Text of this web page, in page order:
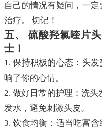
自己的情况有疑问，一
治疗。 切记！
五、 硫酸羟氯喹片
士！
1. 保持积极的心态：头
响了你的心情。
2. 做好日常的护理：洗
发水，避免刺激头皮。
3. 饮食均衡：适当吃富